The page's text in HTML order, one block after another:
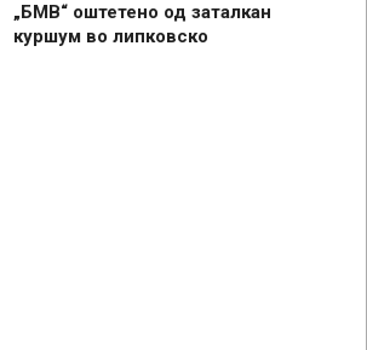
„БМВ“ оштетено од заталкан
куршум во липковско